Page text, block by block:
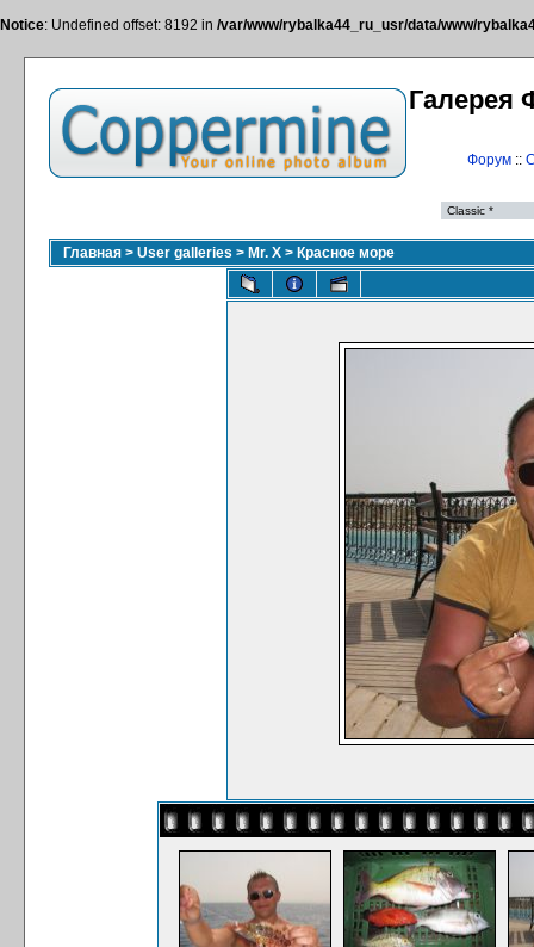
Notice: Undefined offset: 8192 in /var/www/rybalka44_ru_usr/data/www/
Галерея
Форум::
Главная > User galleries > Mr. X > Красное море